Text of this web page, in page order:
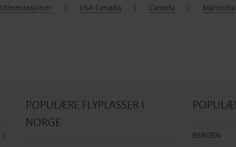
Utleiestasjoner USA Canada Canada
Manitoba
POPULÆRE FLYPLASSER I
NORGE
BERGEN